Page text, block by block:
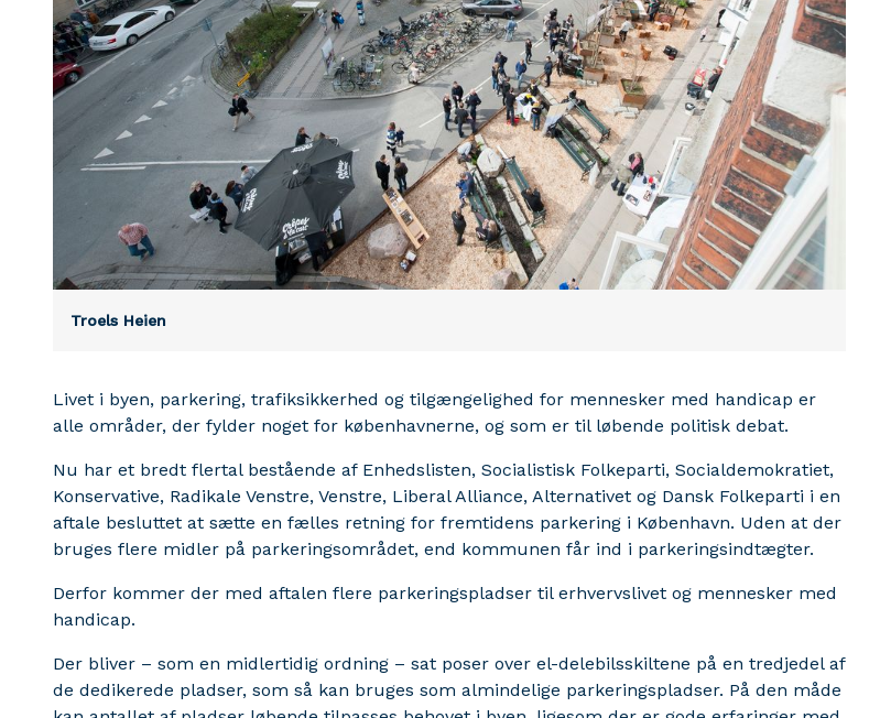
Troels Heien
Livet i byen, parkering, trafiksikkerhed og tilgængelighed for mennesker med handicap er
alle områder, der fylder noget for københavnerne, og som er til løbende politisk debat.
Nu har et bredt flertal bestående af Enhedslisten, Socialistisk Folkeparti, Socialdemokratiet,
Konservative, Radikale Venstre, Venstre, Liberal Alliance, Alternativet og Dansk Folkeparti i en
aftale besluttet at sætte en fælles retning for fremtidens parkering i København. Uden at der
bruges flere midler på parkeringsområdet, end kommunen får ind i parkeringsindtægter.
Derfor kommer der med aftalen flere parkeringspladser til erhvervslivet og mennesker med
handicap.
Der bliver – som en midlertidig ordning – sat poser over el-delebilsskiltene på en tredjedel af
de dedikerede pladser, som så kan bruges som almindelige parkeringspladser. På den måde